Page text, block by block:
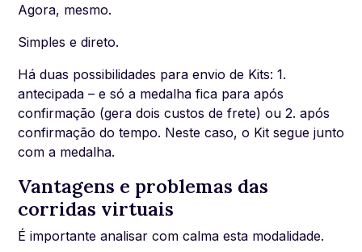
Agora, mesmo.
Simples e direto.
Há duas possibilidades para envio de Kits: 1.
antecipada – e só a medalha fica para após
confirmação (gera dois custos de frete) ou 2. após
confirmação do tempo. Neste caso, o Kit segue junto
com a medalha.
Vantagens e problemas das
corridas virtuais
É importante analisar com calma esta modalidade.